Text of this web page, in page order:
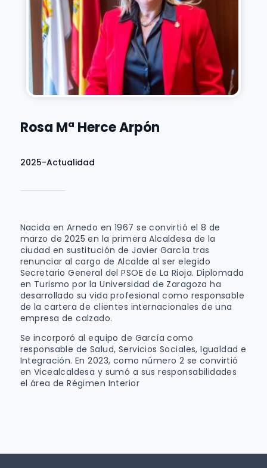
Rosa Mª Herce Arpón
2025-Actualidad
Nacida en Arnedo en 1967 se convirtió el 8 de
marzo de 2025 en la primera Alcaldesa de la
ciudad en sustitución de Javier García tras
renunciar al cargo de Alcalde al ser elegido
Secretario General del PSOE de La Rioja. Diplomada
en Turismo por la Universidad de Zaragoza ha
desarrollado su vida profesional como responsable
de la cartera de clientes internacionales de una
empresa de calzado.
Se incorporó al equipo de García como
responsable de Salud, Servicios Sociales, Igualdad e
Integración. En 2023, como número 2 se convirtió
en Vicealcaldesa y sumó a sus responsabilidades
el área de Régimen Interior